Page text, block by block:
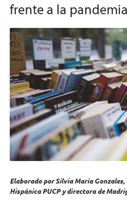
frente a la pandemia
Elaborado por Silvia María
Hispánica PUCP y directora de